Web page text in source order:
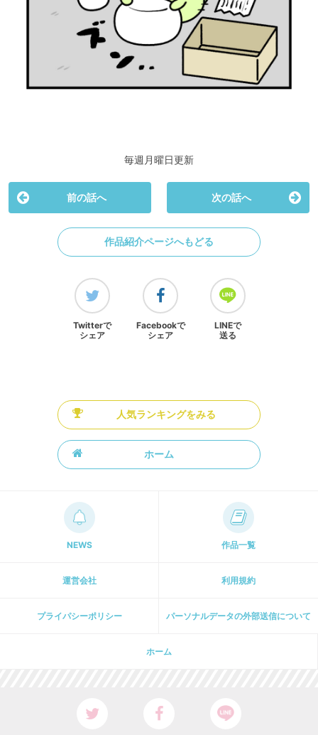
毎週月曜日更新
前の話へ 次の話へ
作品紹介ページへもどる
Twitterで
シェア
Facebookで
シェア
LINEで
送る
人気ランキングをみる
ホーム
NEWS 作品一覧
運営会社 利用規約
プライパシーポリシー パーソナルデータの外部送信について
ホーム